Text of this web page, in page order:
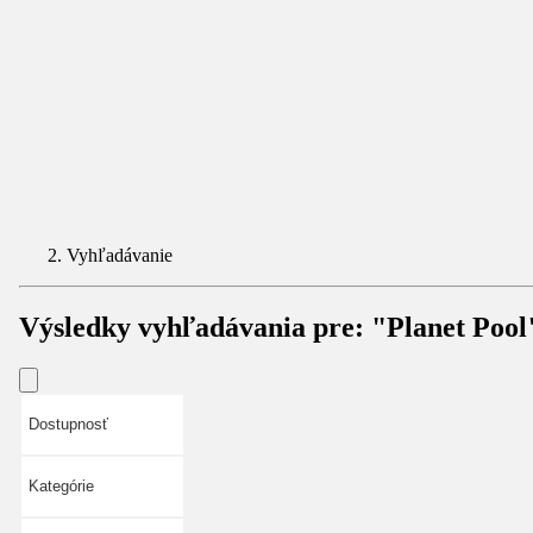
Vyhľadávanie
Výsledky vyhľadávania pre: "Planet
Dostupnosť
Kategórie